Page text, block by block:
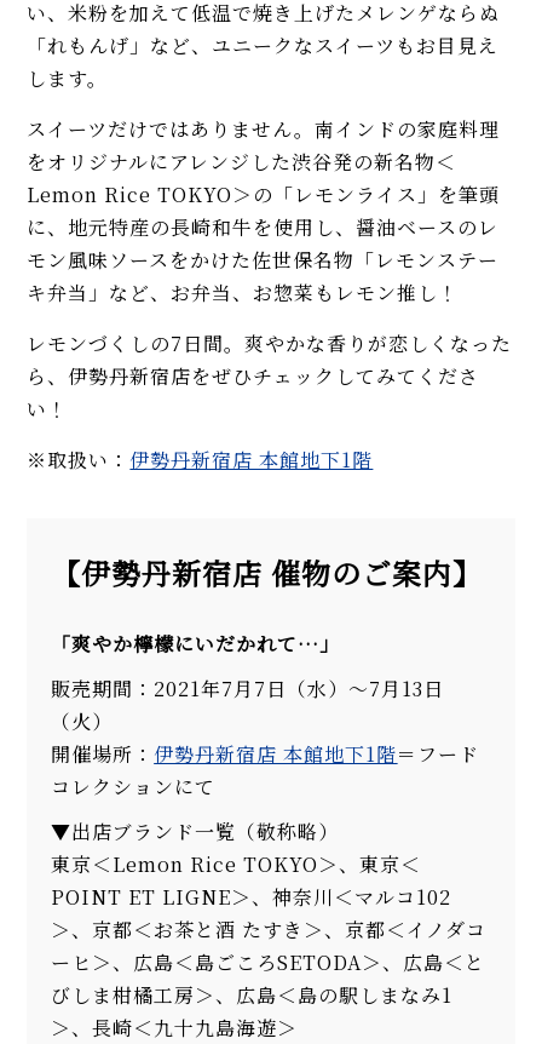
い、米粉を加えて低温で焼き上げたメレンゲならぬ
「れもんげ」など、ユニークなスイーツもお目見え
します。
スイーツだけではありません。南インドの家庭料理
をオリジナルにアレンジした渋谷発の新名物＜
Lemon Rice TOKYO＞の「レモンライス」を筆頭
に、地元特産の長崎和牛を使用し、醤油ベースのレ
モン風味ソースをかけた佐世保名物「レモンステー
キ弁当」など、お弁当、お惣菜もレモン推し！
レモンづくしの7日間。爽やかな香りが恋しくなった
ら、伊勢丹新宿店をぜひチェックしてみてくださ
い！
※取扱い： 伊勢丹新宿店 本館地下1階
【伊勢丹新宿店 催物のご案内】
「爽やか檸檬にいだかれて…」
販売期間：2021年7月7日（水）～7月13日
（火）
開催場所： 伊勢丹新宿店 本館地下1階＝フード
コレクションにて
▼出店ブランド一覧（敬称略）
東京＜Lemon Rice TOKYO＞、東京＜
POINT ET LIGNE＞、神奈川＜マルコ102
＞、京都＜お茶と酒 たすき＞、京都＜イノダコ
ーヒ＞、広島＜島ごころSETODA＞、広島＜と
びしま柑橘工房＞、広島＜島の駅しまなみ1
＞、長崎＜九十九島海遊＞